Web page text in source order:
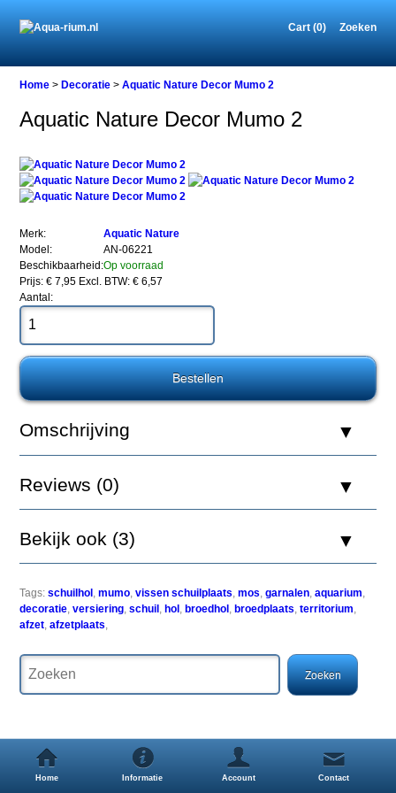
Cart (0) Zoeken
Home
Aquatic
Nature
Decor
Decor
Mumo
2
De
Nature
is
een
combinatie
6
verschillende
kwaliteit
Home >Decoratie >Aquatic Nature Decor Mumo 2
Aquatic Nature Decor Mumo 2
Merk:
Aquatic Nature
Model:
AN-06221
Beschikbaarheid:Op voorraad
Prijs: € 7,95 Excl. BTW: € 6,57
Aantal:
Omschrijving
Reviews (0)
Bekijk ook (3)
Tags: schuilhol ,mumo,vissen schuilplaats,mos,garnalen,aquarium,
decoratie,versiering,schuil , hol , broedhol , broedplaats,territorium,
afzet,afzetplaats,
Home Informatie Account Contact